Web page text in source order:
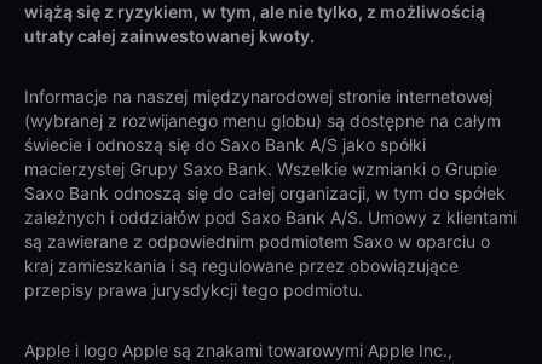
wiążą się z ryzykiem, w tym, ale nie tylko, z możliwością
utraty całej zainwestowanej kwoty.
Informacje na naszej międzynarodowej stronie internetowej
(wybranej z rozwijanego menu globu) są dostępne na całym
świecie i odnoszą się do Saxo Bank A/S jako spółki
macierzystej Grupy Saxo Bank. Wszelkie wzmianki o Grupie
Saxo Bank odnoszą się do całej organizacji, w tym do spółek
zależnych i oddziałów pod Saxo Bank A/S. Umowy z klientami
są zawierane z odpowiednim podmiotem Saxo w oparciu o
kraj zamieszkania i są regulowane przez obowiązujące
przepisy prawa jurysdykcji tego podmiotu.
Apple i logo Apple są znakami towarowymi Apple Inc.,